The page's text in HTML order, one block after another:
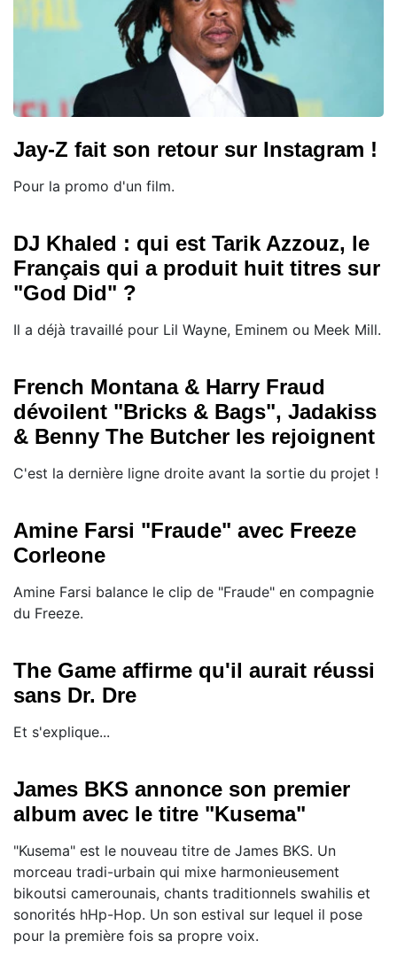
Jay-Z fait son retour sur Instagram !
Pour la promo d'un film.
DJ Khaled : qui est Tarik Azzouz, le
Français qui a produit huit titres sur
"God Did" ?
Il a déjà travaillé pour Lil Wayne, Eminem ou Meek Mill.
French Montana & Harry Fraud
dévoilent "Bricks & Bags", Jadakiss
& Benny The Butcher les rejoignent
C'est la dernière ligne droite avant la sortie du projet !
Amine Farsi "Fraude" avec Freeze
Corleone
Amine Farsi balance le clip de "Fraude" en compagnie
du Freeze.
The Game affirme qu'il aurait réussi
sans Dr. Dre
Et s'explique...
James BKS annonce son premier
album avec le titre "Kusema"
"Kusema" est le nouveau titre de James BKS. Un
morceau tradi-urbain qui mixe harmonieusement
bikoutsi camerounais, chants traditionnels swahilis et
sonorités hHp-Hop. Un son estival sur lequel il pose
pour la première fois sa propre voix.